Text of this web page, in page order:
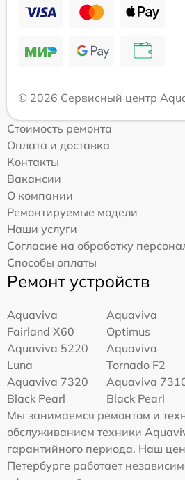
© 2026 Сервисный центр
Стоимость ремонта
Оплата и доставка
Контакты
Вакансии
О компании
Ремонтируемые модели
Наши услуги
Согласие на обработку
Способы оплаты
Ремонт устройств
Aquaviva
Fairland X60
Aquaviva
Optimus
Aquaviva 5220
Luna
Aquaviva
Tornado F2
Aquaviva 7320
Black Pearl
Aquaviva
Black Pearl
Мы занимаемся ремонтом и
обслуживанием техники
гарантийного периода. Наш
Петербурге работает